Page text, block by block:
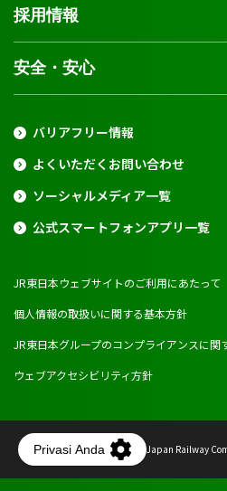
採用情報
安全・安心
バリアフリー情報
よくいただくお問い合わせ
ソーシャルメディア一覧
公式スマートフォンアプリ一覧
JR東日本ウェブサイトのご利用にあたって
個人情報の取扱いに関する基本方針
JR東日本グループのコンプライアンスに関
ウェブアクセシビリティ方針
Copyright © East Japan Railway